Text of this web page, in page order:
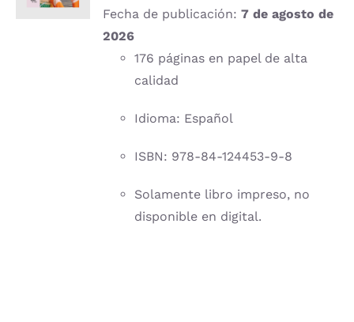
DETALLES
Fecha de publicación:7 de agosto de
2026
176 páginas en papel de alta
calidad
Idioma: Español
ISBN: 978-84-124453-9-8
Solamente libro impreso, no
disponible en digital.